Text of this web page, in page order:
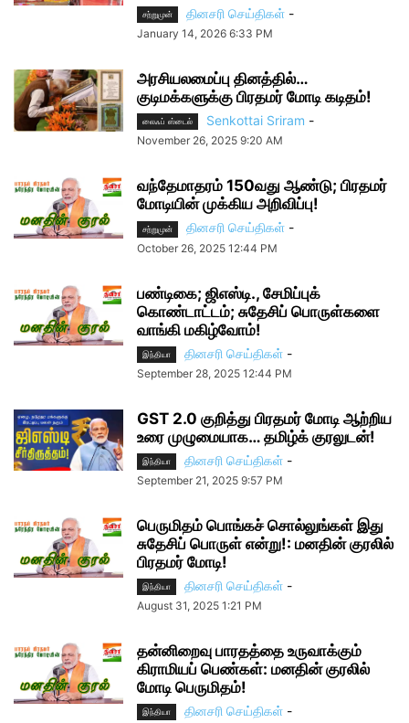
சற்றுமுன் தினசரி செய்திகள் -
January 14, 2026 6:33 PM
அரசியலமைப்பு தினத்தில்…
குடிமக்களுக்கு பிரதமர் மோடி கடிதம்!
லைஃப் ஸ்டைல் Senkottai Sriram -
November 26, 2025 9:20 AM
வந்தேமாதரம் 150வது ஆண்டு; பிரதமர்
மோடியின் முக்கிய அறிவிப்பு!
சற்றுமுன் தினசரி செய்திகள் -
October 26, 2025 12:44 PM
பண்டிகை; ஜிஎஸ்டி., சேமிப்புக்
கொண்டாட்டம்; சுதேசிப் பொருள்களை
வாங்கி மகிழ்வோம்!
இந்தியா தினசரி செய்திகள் -
September 28, 2025 12:44 PM
GST 2.0 குறித்து பிரதமர் மோடி ஆற்றிய
உரை முழுமையாக… தமிழ்க் குரலுடன்!
இந்தியா தினசரி செய்திகள் -
September 21, 2025 9:57 PM
பெருமிதம் பொங்கச் சொல்லுங்கள் இது
சுதேசிப் பொருள் என்று!: மனதின் குரலில்
பிரதமர் மோடி!
இந்தியா தினசரி செய்திகள் -
August 31, 2025 1:21 PM
தன்னிறைவு பாரதத்தை உருவாக்கும்
கிராமியப் பெண்கள்: மனதின் குரலில்
மோடி பெருமிதம்!
இந்தியா தினசரி செய்திகள் -